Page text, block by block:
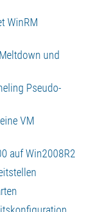
WinRM
und
Pseudo-
VM
auf Win2008R2